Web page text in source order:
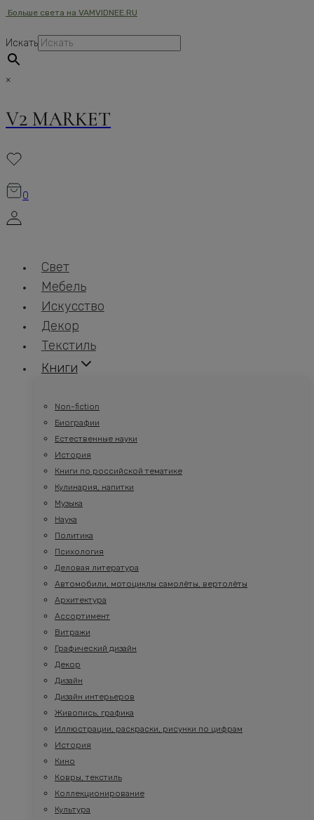
Перейти
содержимому
Больше света на VAMVIDNEE.RU
Искать
×
V2 MARKET
0
Свет
Мебель
Искусство
Декор
Текстиль
Книги
Non-fiction
Биографии
Естественные науки
История
Книги по российской тематике
Кулинария, напитки
Музыка
Наука
Политика
Психология
Деловая литература
Автомобили, мотоциклы самолёты, вертолёты
Архитектура
Ассортимент
Витражи
Графический дизайн
Декор
Дизайн
Дизайн интерьеров
Живопись, графика
Иллюстрации, раскраски, рисунки по цифрам
История
Кино
Ковры, текстиль
Коллекционирование
Культура